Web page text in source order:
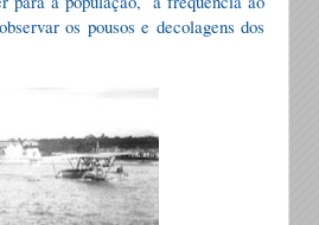
os pousos e decolagens dos